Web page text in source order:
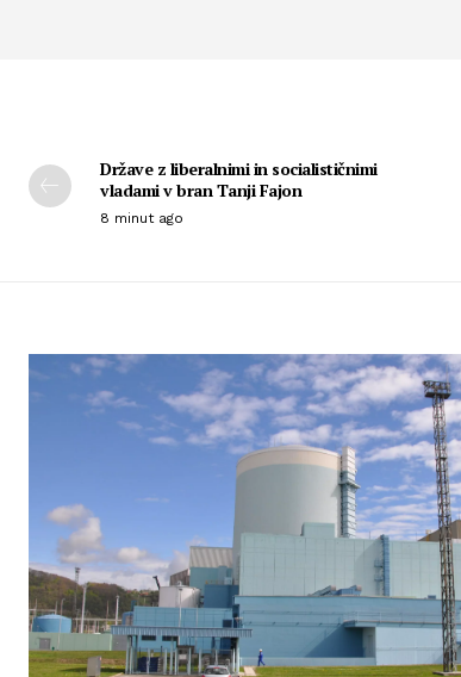
Države z liberalnimi in socialističnimi
vladami v bran Tanji Fajon
8 minut ago